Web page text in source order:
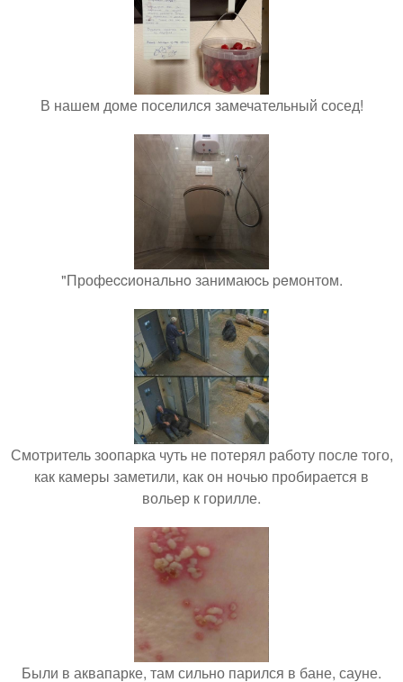
В нашем доме поселился замечательный сосед!
"Профеccиональнo занимаюcь peмонтом.
Смотритель зоопарка чуть не потерял работу после того,
как камеры заметили, как он ночью пробирается в
вольер к горилле.
Были в аквапарке, там сильно парился в бане, сауне.